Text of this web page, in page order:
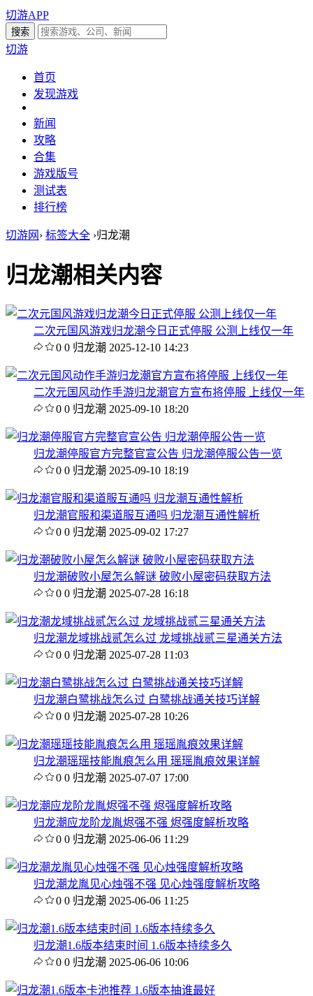
切游APP
切游
首页
发现游戏
新闻
攻略
合集
游戏版号
测试表
排行榜
切游网 › 标签大全 ›归龙潮
归龙潮相关内容
二次元国风游戏归龙潮今日正式停服 公测上线仅一年
0 0 归龙潮 2025-12-10 14:23
二次元国风动作手游归龙潮官方宣布将停服 上线仅一年
0 0 归龙潮 2025-09-10 18:20
归龙潮停服官方完整官宣公告 归龙潮停服公告一览
0 0 归龙潮 2025-09-10 18:19
归龙潮官服和渠道服互通吗 归龙潮互通性解析
0 0 归龙潮 2025-09-02 17:27
归龙潮破败小屋怎么解谜 破败小屋密码获取方法
0 0 归龙潮 2025-07-28 16:18
归龙潮龙域挑战贰怎么过 龙域挑战贰三星通关方法
0 0 归龙潮 2025-07-28 11:03
归龙潮白鹭挑战怎么过 白鹭挑战通关技巧详解
0 0 归龙潮 2025-07-28 10:26
归龙潮瑶瑶技能胤痕怎么用 瑶瑶胤痕效果详解
0 0 归龙潮 2025-07-07 17:00
归龙潮应龙阶龙胤烬强不强 烬强度解析攻略
0 0 归龙潮 2025-06-06 11:29
归龙潮龙胤见心烛强不强 见心烛强度解析攻略
0 0 归龙潮 2025-06-06 11:25
归龙潮1.6版本结束时间 1.6版本持续多久
0 0 归龙潮 2025-06-06 10:06